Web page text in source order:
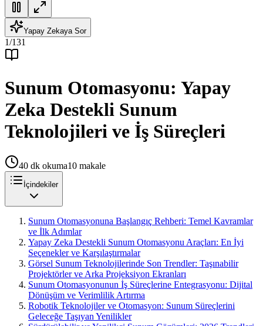
Yapay Zekaya Sor
1/131
Sunum Otomasyonu: Yapay
Zeka Destekli Sunum
Teknolojileri ve İş Süreçleri
40 dk okuma10 makale
İçindekiler
Sunum Otomasyonuna Başlangıç Rehberi: Temel Kavramlar
ve İlk Adımlar
Yapay Zeka Destekli Sunum Otomasyonu Araçları: En İyi
Seçenekler ve Karşılaştırmalar
Görsel Sunum Teknolojilerinde Son Trendler: Taşınabilir
Projektörler ve Arka Projeksiyon Ekranları
Sunum Otomasyonunun İş Süreçlerine Entegrasyonu: Dijital
Dönüşüm ve Verimlilik Artırma
Robotik Teknolojiler ve Otomasyon: Sunum Süreçlerini
Geleceğe Taşıyan Yenilikler